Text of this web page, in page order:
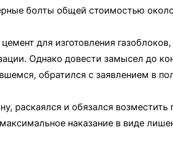
болты общей стоимостью
для изготовления
Однако довести замысел до
обратился с заявлением в
раскаялся и обязался
наказание в виде